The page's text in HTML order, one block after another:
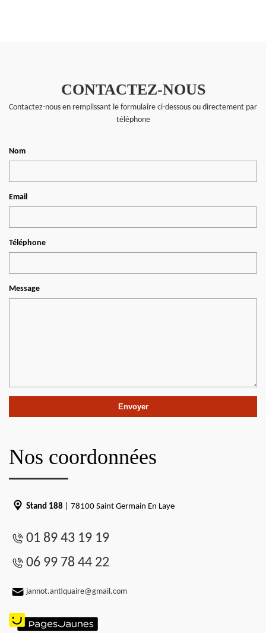
CONTACTEZ-NOUS
Contactez-nous en remplissant le formulaire ci-dessous ou directement par
téléphone
Nom
Email
Téléphone
Message
Nos coordonnées
Stand 188 | 78100 Saint Germain En Laye
01 89 43 19 19
06 99 78 44 22
jannot.antiquaire@gmail.com